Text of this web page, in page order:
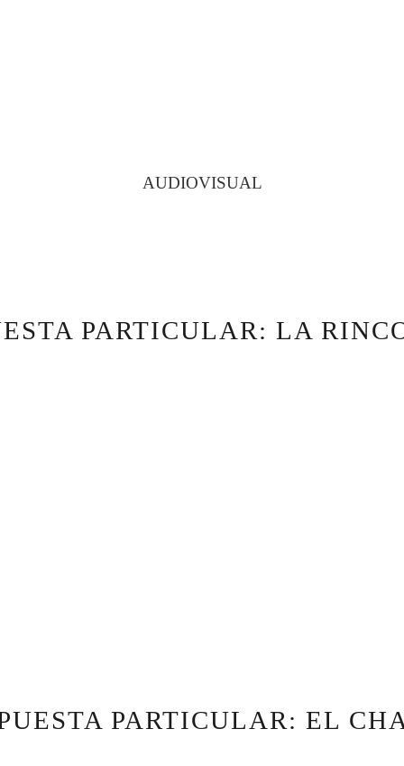
AUDIOVISUAL
PARTICULAR: LA
PARTICULAR: EL